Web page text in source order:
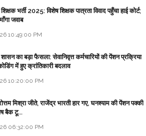
भर्ती 2025: विशेष शिक्षक पात्रता विवाद पहुँचा हाई कोर्ट;
जवाब
10:49:00 PM
का बड़ा फैसला: सेवानिवृत्त कर्मचारियों की पेंशन प्रक्रिया
में हुए क्रांतिकारी बदलाव
10:20:00 PM
मिश्रा जीते, राजेंद्र भारती हार गए, घनश्याम की पेंशन पक्की
बैक टू...
06:32:00 PM